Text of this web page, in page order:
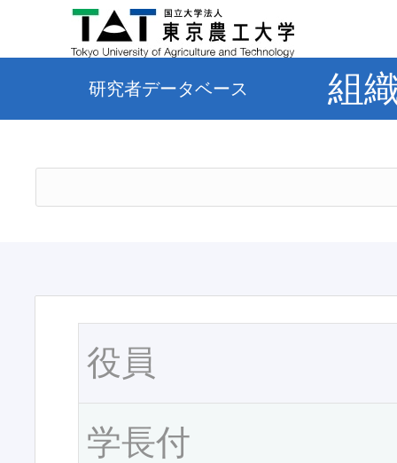
研究者データベース 組
役員
学長付